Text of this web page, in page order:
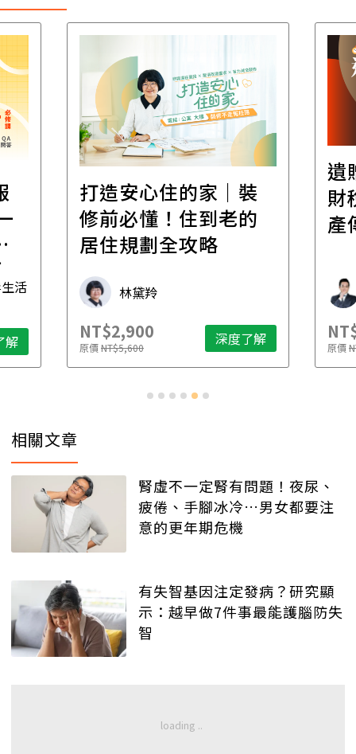
活
解
打造安心住的家｜裝
修前必懂！住到老的
居住規劃全攻略
林黛羚
NT$2,900
原價NT$5,600 深度了解
遺
財
產
原價
相關文章
腎虛不一定腎有問題！夜尿、
疲倦、手腳冰冷…男女都要注
意的更年期危機
有失智基因注定發病？研究顯
示：越早做7件事最能護腦防失
智